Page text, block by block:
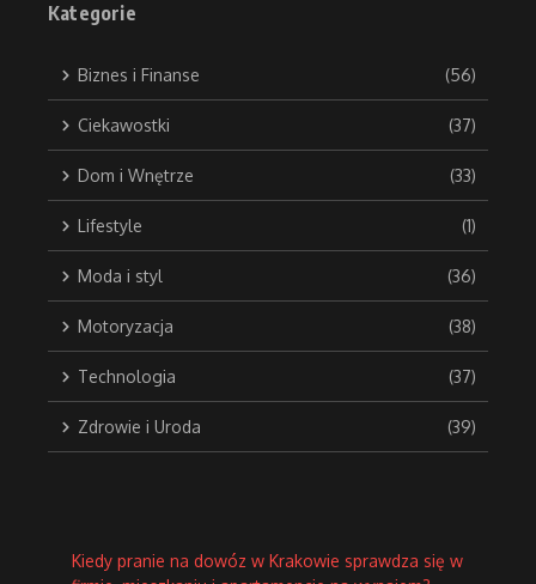
Kategorie
Biznes i Finanse (56)
Ciekawostki (37)
Dom i Wnętrze (33)
Lifestyle (1)
Moda i styl (36)
Motoryzacja (38)
Technologia (37)
Zdrowie i Uroda (39)
Kiedy pranie na dowóz w Krakowie sprawdza się w